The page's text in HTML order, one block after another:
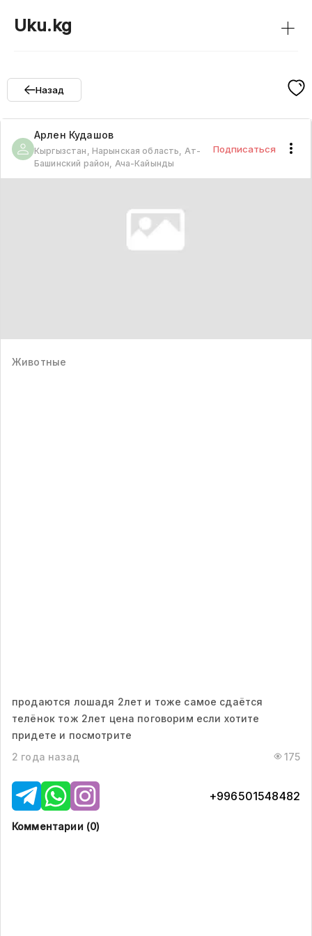
Uku.kg +
Назад
Арлен Кудашов
Кыргызстан, Нарынская область, Ат-
Башинский район, Ача-Кайынды
Подписаться
Животные
продаются лошадя 2лет и тоже самое сдаëтся
телëнок тож 2лет цена поговорим если хотите
придете и посмотрите
2 года назад
175
+996501548482
Комментарии (0)